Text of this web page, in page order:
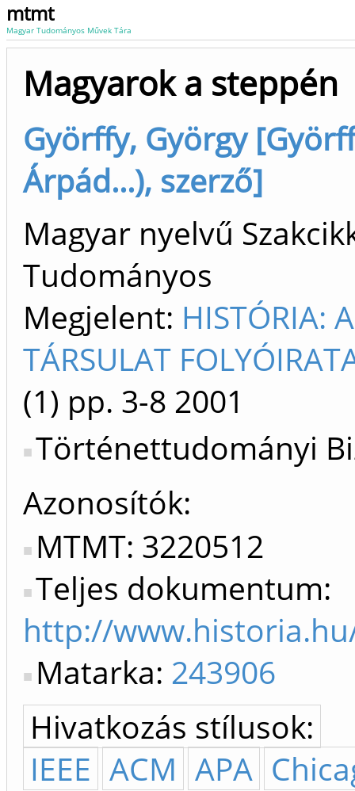
mtmt
Magyar Tudományos Művek Tára
Magyarok a steppén
Györffy, György
Árpád...), szerző]
Magyar nyelvű
Tudományos
Megjelent: HISTÓRIA:
TÁRSULAT
(1) pp. 3-8 2001
Történettudományi
Azonosítók
MTMT: 3220512
Teljes dokumentum:
http://
Matarka: 243906
Hivatkozás stílusok:
IEEE ACM APA